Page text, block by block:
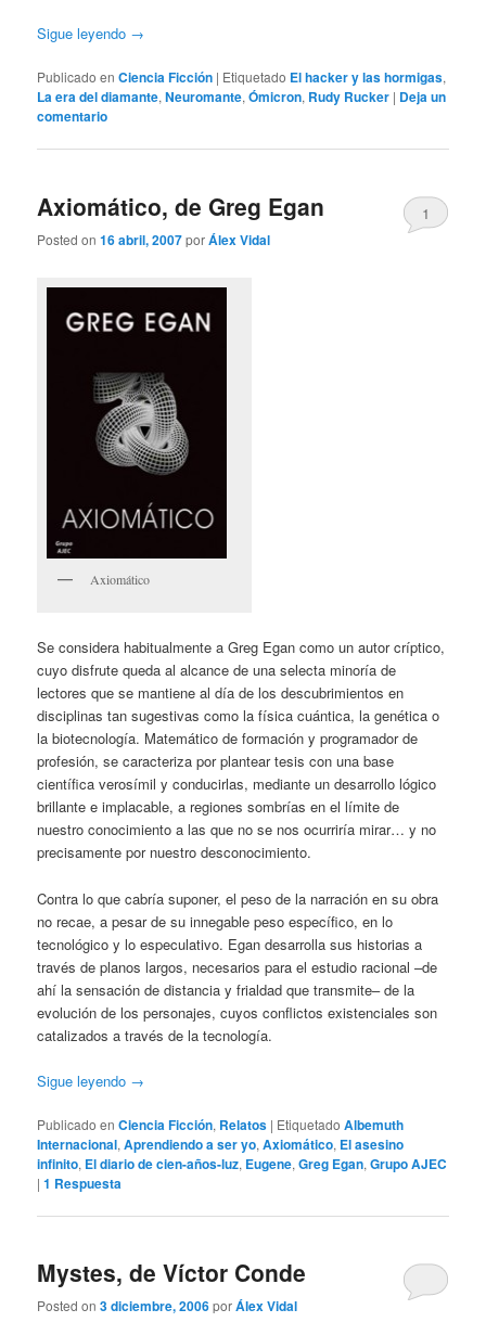
Sigue leyendo →
Publicado en Ciencia Ficción | Etiquetado El hacker y las hormigas,
La era del diamante,Neuromante,Ómicron, Rudy Rucker | Deja un
comentario
Axiomático, de Greg Egan
Posted on16 abril, 2007porÁlex Vidal
1
Axiomático
Se considera habitualmente a Greg Egan como un autor críptico,
cuyo disfrute queda al alcance de una selecta minoría de
lectores que se mantiene al día de los descubrimientos en
disciplinas tan sugestivas como la física cuántica, la genética o
la biotecnología. Matemático de formación y programador de
profesión, se caracteriza por plantear tesis con una base
científica verosímil y conducirlas, mediante un desarrollo lógico
brillante e implacable, a regiones sombrías en el límite de
nuestro conocimiento a las que no se nos ocurriría mirar… y no
precisamente por nuestro desconocimiento.
Contra lo que cabría suponer, el peso de la narración en su obra
no recae, a pesar de su innegable peso específico, en lo
tecnológico y lo especulativo. Egan desarrolla sus historias a
través de planos largos, necesarios para el estudio racional –de
ahí la sensación de distancia y frialdad que transmite– de la
evolución de los personajes, cuyos conflictos existenciales son
catalizados a través de la tecnología.
Sigue leyendo →
Publicado en Ciencia Ficción, Relatos | Etiquetado Albemuth
Internacional,Aprendiendo a ser yo,Axiomático, El asesino
infinito, El diario de cien-años-luz, Eugene,Greg Egan,Grupo AJEC
|1 Respuesta
Mystes, de Víctor Conde
Posted on3 diciembre, 2006porÁlex Vidal